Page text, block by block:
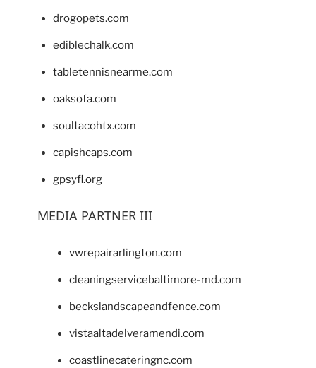
drogopets.com
ediblechalk.com
tabletennisnearme.com
oaksofa.com
soultacohtx.com
capishcaps.com
gpsyfl.org
MEDIA PARTNER III
vwrepairarlington.com
cleaningservicebaltimore-md.com
beckslandscapeandfence.com
vistaaltadelveramendi.com
coastlinecateringnc.com